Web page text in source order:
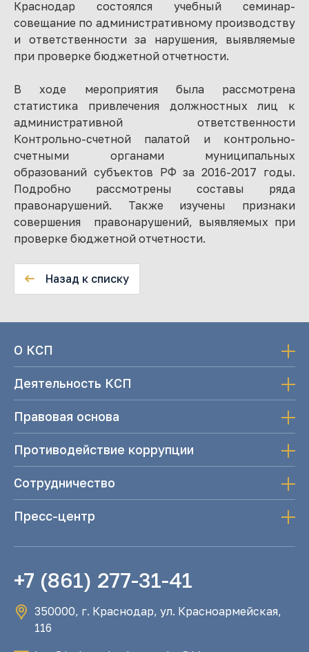
Краснодар состоялся учебный семинар-
совещание по административному производству
и ответственности за нарушения, выявляемые
при проверке бюджетной отчетности.
В ходе мероприятия была рассмотрена
статистика привлечения должностных лиц к
административной ответственности
Контрольно-счетной палатой и контрольно-
счетными органами муниципальных
образований субъектов РФ за 2016-2017 годы.
Подробно рассмотрены составы ряда
правонарушений. Также изучены признаки
совершения правонарушений, выявляемых при
проверке бюджетной отчетности.
Назад к списку
О КСП
Деятельность КСП
Правовая основа
Противодействие коррупции
Сотрудничество
Пресс-центр
+7 (861) 277-31-41
350000, г. Краснодар, ул. Красноармейская,
116